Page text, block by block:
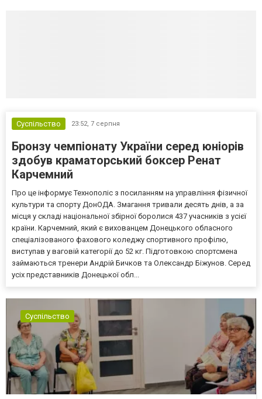
Суспільство 23:52, 7 серпня
Бронзу чемпіонату України серед юніорів
здобув краматорський боксер Ренат
Карчемний
Про це інформує Технополіс з посиланням на управління фізичної
культури та спорту ДонОДА. Змагання тривали десять днів, а за
місця у складі національної збірної боролися 437 учасників з усієї
країни. Карчемний, який є вихованцем Донецького обласного
спеціалізованого фахового коледжу спортивного профілю,
виступав у ваговій категорії до 52 кг. Підготовкою спортсмена
займаються тренери Андрій Бичков та Олександр Біжунов. Серед
усіх представників Донецької обл...
Суспільство